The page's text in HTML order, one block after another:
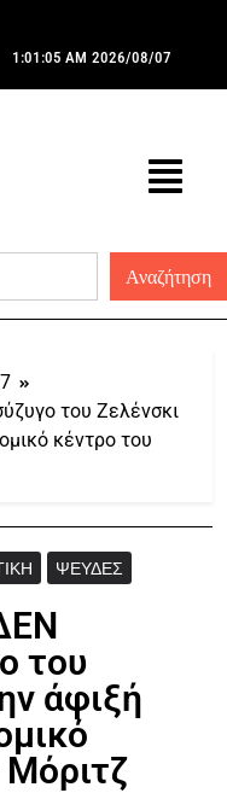
1:01:05 AM 2026/08/07
του Ζελένσκι
κέντρο του
ΨΕΥΔΈΣ
του
άφιξή
Μόριτζ